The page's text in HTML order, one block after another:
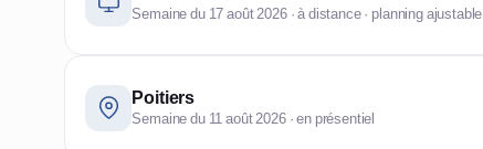
Semaine du 17 août 2026 · à distance · planning ajustable
Poitiers
Semaine du 11 août 2026 · en présentiel